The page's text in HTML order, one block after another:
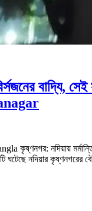
বাদ্যি,
নদিয়ায়
ঘটেছে নদিয়ার